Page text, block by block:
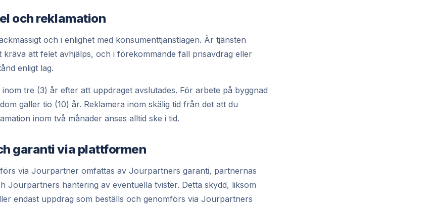
och reklamation
och i enlighet med konsumenttjänstlagen. Är tjänsten
kräva att felet avhjälps, och i förekommande fall prisavdrag eller
enligt lag.
tre (3) år efter att uppdraget avslutades. För arbete på byggnad
gäller tio (10) år. Reklamera inom skälig tid från det att du
inom två månader anses alltid ske i tid.
garanti via plattformen
via Jourpartner omfattas av Jourpartners garanti, partnernas
Jourpartners hantering av eventuella tvister. Detta skydd, liksom
endast uppdrag som beställs och genomförs via Jourpartners